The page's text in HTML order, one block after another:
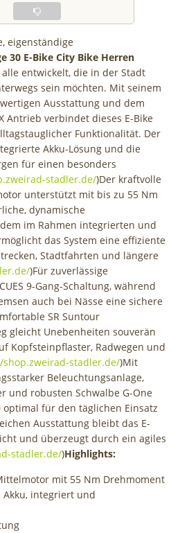
eigenständige
30 E-Bike City Bike Herren
entwickelt, die in der Stadt
sein möchten. Mit seinem
Ausstattung und dem
Antrieb verbindet dieses E-Bike
Funktionalität. Der
Akku-Lösung und die
für einen besonders
stadler.de/⁠)Der kraftvolle
unterstützt mit bis zu 55 Nm
dynamische
im Rahmen integrierten und
das System eine effiziente
Stadtfahrten und längere
)Für zuverlässige
9-Gang-Schaltung, während
auch bei Nässe eine sichere
SR Suntour
gleicht Unebenheiten souverän
Kopfsteinpflaster, Radwegen und
stadler.de/⁠)Mit
Beleuchtungsanlage,
und robusten Schwalbe G-One
optimal für den täglichen Einsatz
Ausstattung bleibt das E-
und überzeugt durch ein agiles
stadler.de/⁠)Highlights:
mit 55 Nm Drehmoment
Akku, integriert und
[Eff. GRATIS!] 📲 Samsung
Galaxy S26 (256GB) für 169€
50GB 5G Otelo Vodafone
für 19,99€ + 50€ BONUS